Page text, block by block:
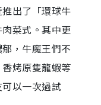
出了「環球牛
菜式。其中更
，牛魔王們不
烤原隻龍蝦等
以一次過試